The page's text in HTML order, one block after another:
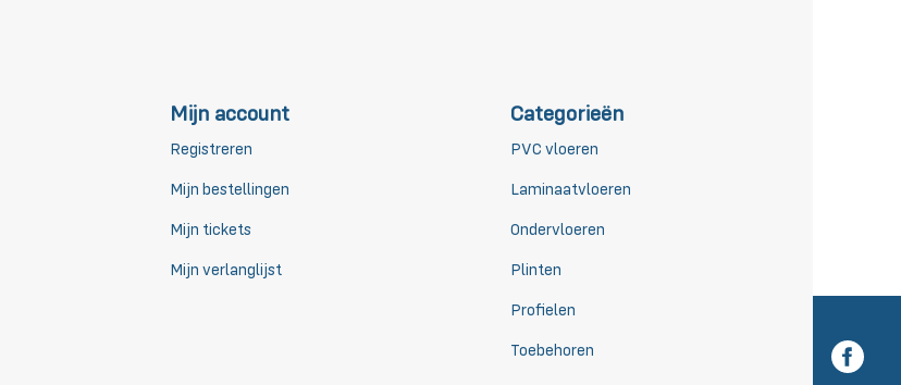
Mijn account
Registreren
Mijn bestellingen
Mijn tickets
Mijn verlanglijst
Categorieën
PVC vloeren
Laminaatvloeren
Ondervloeren
Plinten
Profielen
Toebehoren